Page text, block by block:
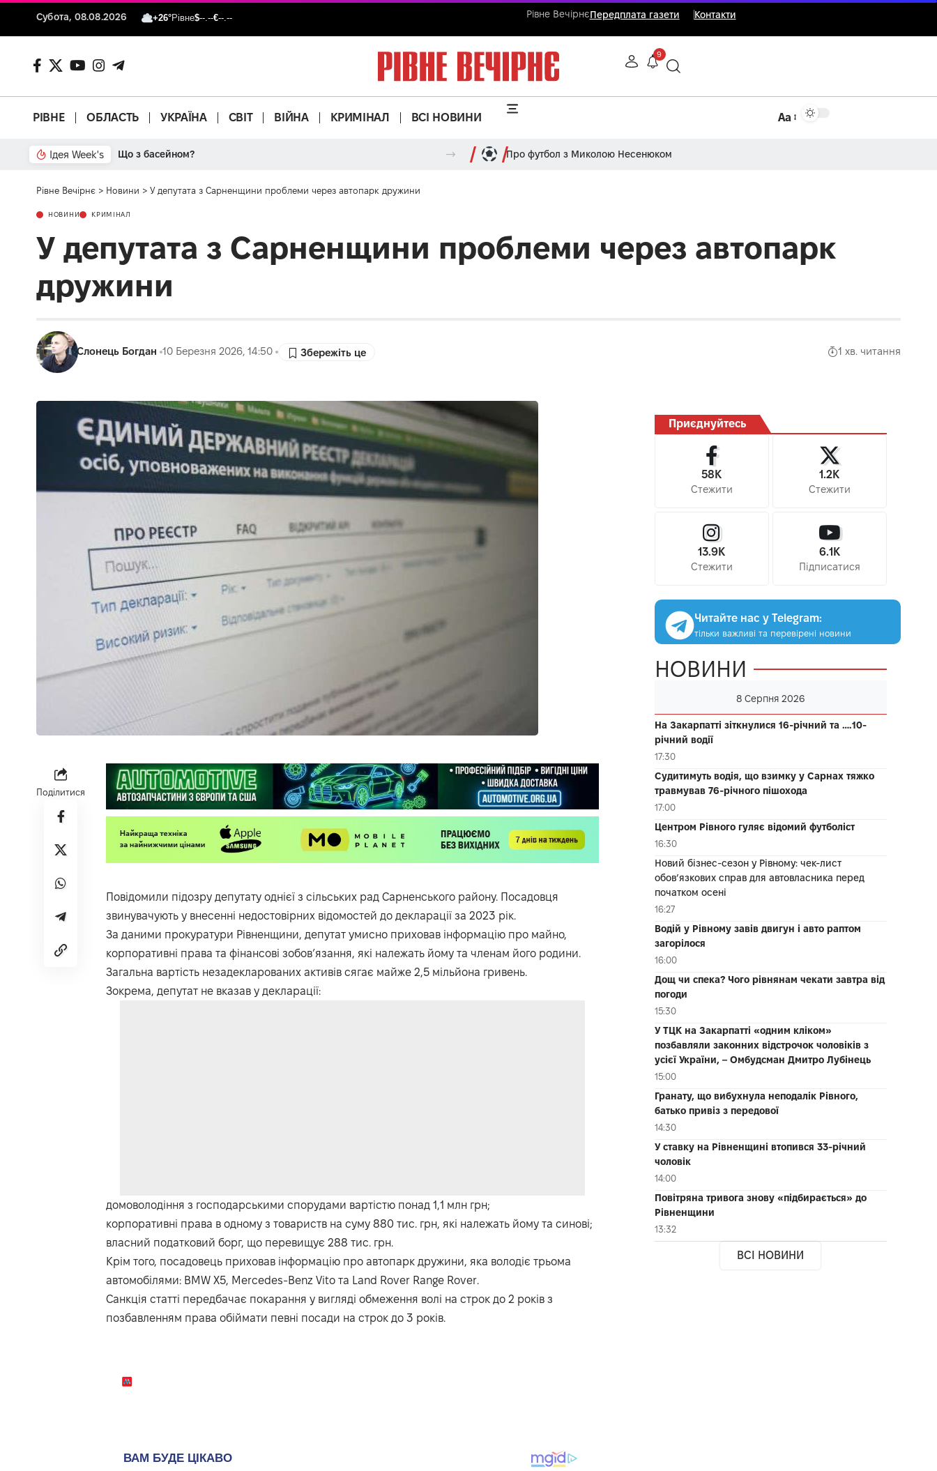
Субота, 08.08.2026 +26°Рівне$--.--€--.-- Рівне ВечірнєПередплата газети Контакти
9
РІВНЕ ОБЛАСТЬ УКРАЇНА СВІТ ВІЙНА КРИМІНАЛ ВСІ НОВИНИ Аа
Ідея Week's Від паркану до картонки Про футбол з Миколою Несенюком
Рівне Вечірнє > Новини > У депутата з Сарненщини проблеми через автопарк дружини
НОВИНИ КРИМІНАЛ
У депутата з Сарненщини проблеми через автопарк
дружини
Слонець Богдан 10 Березня 2026, 14:50 1 хв. читання
Поділитися
Повідомили підозру депутату однієї з сільських рад Сарненського району. Посадовця
звинувачують у внесенні недостовірних відомостей до декларації за 2023 рік.
За даними прокуратури Рівненщини, депутат умисно приховав інформацію про майно,
корпоративні права та фінансові зобов’язання, які належать йому та членам його родини.
Загальна вартість незадекларованих активів сягає майже 2,5 мільйона гривень.
Зокрема, депутат не вказав у декларації:
домоволодіння з господарськими спорудами вартістю понад 1,1 млн грн;
корпоративні права в одному з товариств на суму 880 тис. грн, які належать йому та синові;
власний податковий борг, що перевищує 288 тис. грн.
Крім того, посадовець приховав інформацію про автопарк дружини, яка володіє трьома
автомобілями: BMW Х5, Mercedes-Benz Vito та Land Rover Range Rover.
Санкція статті передбачає покарання у вигляді обмеження волі на строк до 2 років з
позбавленням права обіймати певні посади на строк до 3 років.
Приєднуйтесь
58K
Стежити
1.2K
Стежити
13.9K
Стежити
6.1K
Підписатися
Читайте нас у Telegram:
тільки важливі та перевірені новини
НОВИНИ
8 Серпня 2026
На Закарпатті зіткнулися 16-річний та ….10-
річний водії
17:30
Судитимуть водія, що взимку у Сарнах тяжко
травмував 76-річного пішохода
17:00
Центром Рівного гуляє відомий футболіст
16:30
Новий бізнес-сезон у Рівному: чек-лист
обов’язкових справ для автовласника перед
початком осені
16:27
Водій у Рівному завів двигун і авто раптом
загорілося
16:00
Дощ чи спека? Чого рівнянам чекати завтра від
погоди
15:30
У ТЦК на Закарпатті «одним кліком»
позбавляли законних відстрочок чоловіків з
усієї України, – Омбудсман Дмитро Лубінець
15:00
Гранату, що вибухнула неподалік Рівного,
батько привіз з передової
14:30
У ставку на Рівненщині втопився 33-річний
чоловік
14:00
Повітряна тривога знову «підбирається» до
Рівненщини
13:32
ВСІ НОВИНИ